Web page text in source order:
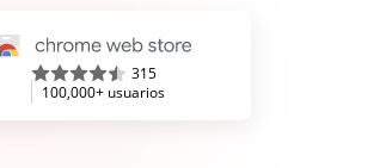
315
100,000+ usuarios